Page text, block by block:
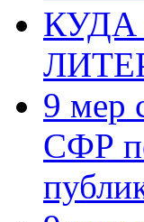
9 мер
СФР